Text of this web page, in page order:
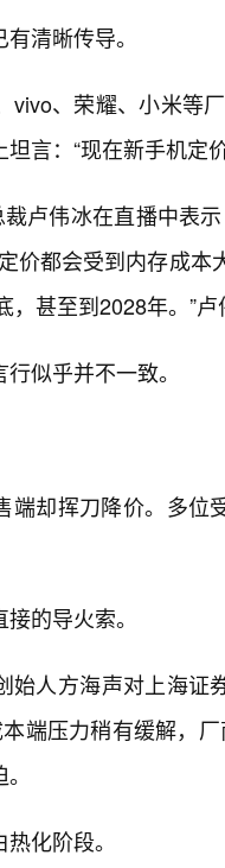
清晰传导。
vivo、荣耀、小米等
言：“现在新手机
卢伟冰在直播中表
价都会受到内存成
，甚至到2028年。”
似乎并不一致。
端却挥刀降价。多
的导火索。
始人方海声对上海
端压力稍有缓解，
化阶段。